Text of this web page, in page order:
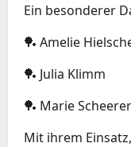
Ein besonderer
🏓 Amelie
🏓 Julia Klimm
🏓 Marie Scheerer
Mit ihrem